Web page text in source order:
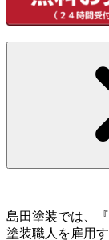
島田塗装では、『
塗装職人を雇用